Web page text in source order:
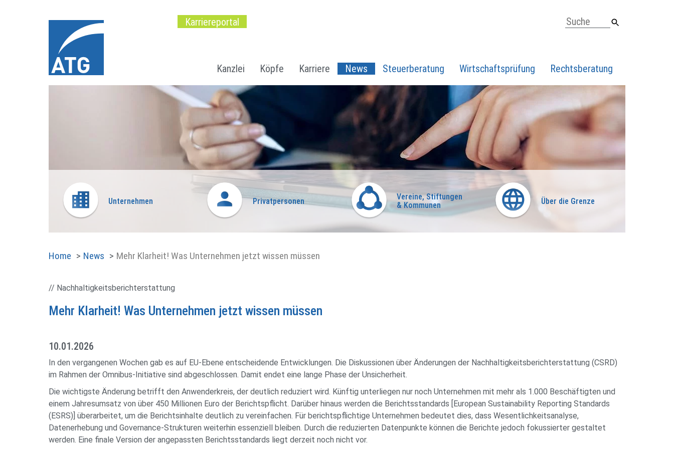
Kanzlei Köpfe Karriere News Steuerberatung Wirtschaftsprüfung Rechtsberatung
Karriereportal
Unternehmen Privatpersonen
Vereine, Stiftungen
& Kommunen
Über die Grenze
Home News Mehr Klarheit! Was Unternehmen jetzt wissen müssen
// Nachhaltigkeitsberichterstattung
Mehr Klarheit! Was Unternehmen jetzt wissen müssen
10.01.2026
In den vergangenen Wochen gab es auf EU-Ebene entscheidende Entwicklungen. Die Diskussionen über Änderungen der Nachhaltigkeitsberichterstattung (CSRD)
im Rahmen der Omnibus-Initiative sind abgeschlossen. Damit endet eine lange Phase der Unsicherheit.
Die wichtigste Änderung betrifft den Anwenderkreis, der deutlich reduziert wird. Künftig unterliegen nur noch Unternehmen mit mehr als 1.000 Beschäftigten und
einem Jahresumsatz von über 450 Millionen Euro der Berichtspflicht. Darüber hinaus werden die Berichtsstandards [European Sustainability Reporting Standards
(ESRS)] überarbeitet, um die Berichtsinhalte deutlich zu vereinfachen. Für berichtspflichtige Unternehmen bedeutet dies, dass Wesentlichkeitsanalyse,
Datenerhebung und Governance-Strukturen weiterhin essenziell bleiben. Durch die reduzierten Datenpunkte können die Berichte jedoch fokussierter gestaltet
werden. Eine finale Version der angepassten Berichtsstandards liegt derzeit noch nicht vor.